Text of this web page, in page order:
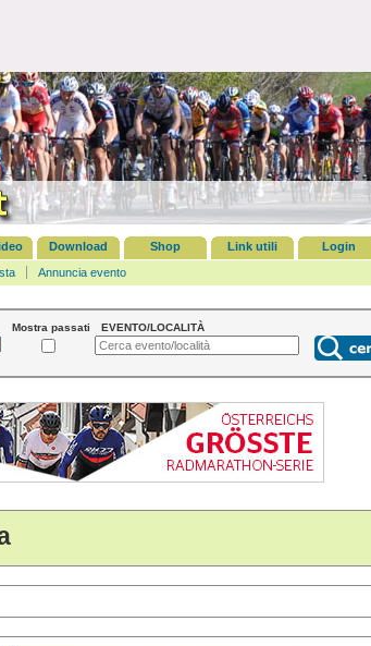
Download Shop Link utili
Login
Annuncia evento
Mostra passati EVENTO/LOCALITÀ